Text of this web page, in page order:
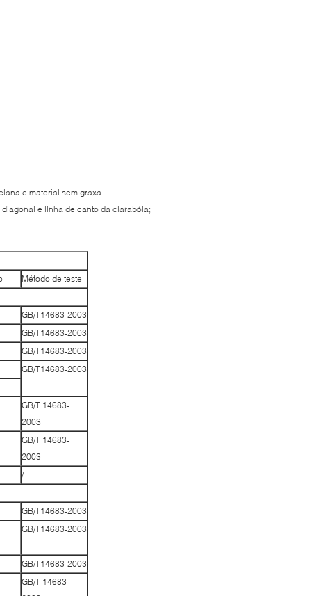
e material sem graxa
e linha de canto da clarabóia;
Método de teste
GB/T14683-2003
GB/T14683-2003
GB/T14683-2003
GB/T14683-2003
GB/T 14683-
2003
GB/T 14683-
2003
/
GB/T14683-2003
GB/T14683-2003
GB/T14683-2003
GB/T 14683-